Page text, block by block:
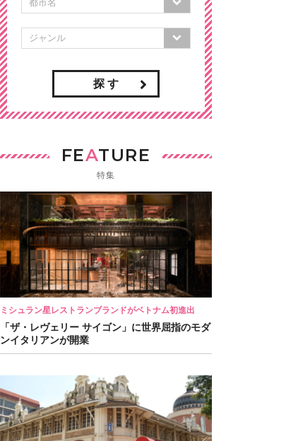
探 す
FEATURE
特集
ミシュラン星レストランブランドがベトナム初進出
「ザ・レヴェリー サイゴン」に世界屈指のモダ
ンイタリアンが開業